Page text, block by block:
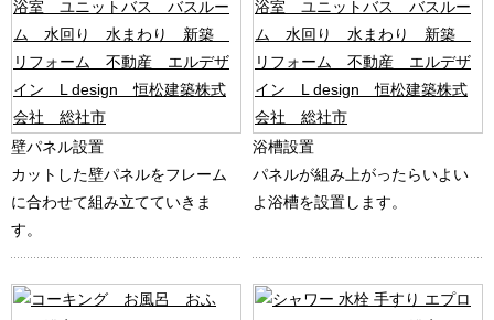
壁パネル設置
カットした壁パネルをフレーム
に合わせて組み立てていきま
す。
浴槽設置
パネルが組み上がったらいよい
よ浴槽を設置します。